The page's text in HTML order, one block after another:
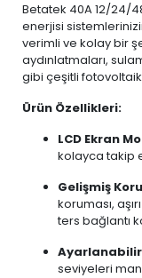
Betatek 40A 12/24/
enerjisi
verimli ve kolay bir
aydınlatmaları,
gibi çeşitli
Ürün Özellikleri:
LCD Ekran
kolayca takip
Gelişmiş
koruması,
ters bağlantı
seviyeleri